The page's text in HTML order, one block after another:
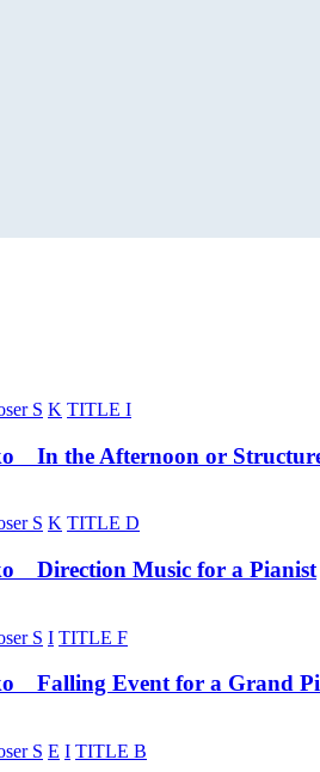
S K TITLE I
In the Afternoon or
S K TITLE D
Direction Music for a Pianist
S I TITLE F
Falling Event for a Grand
S E I TITLE B